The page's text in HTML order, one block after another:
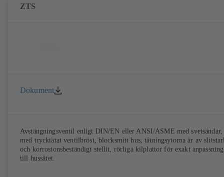
ZTS
Dokument
Avstängningsventil enligt DIN/EN eller ANSI/ASME med svetsändar,
med trycktätat ventilbröst, blocksmitt hus, tätningsytorna är av
och korrosionsbeständigt stellit, rörliga kilplattor för exakt anpassning
till hussätet.